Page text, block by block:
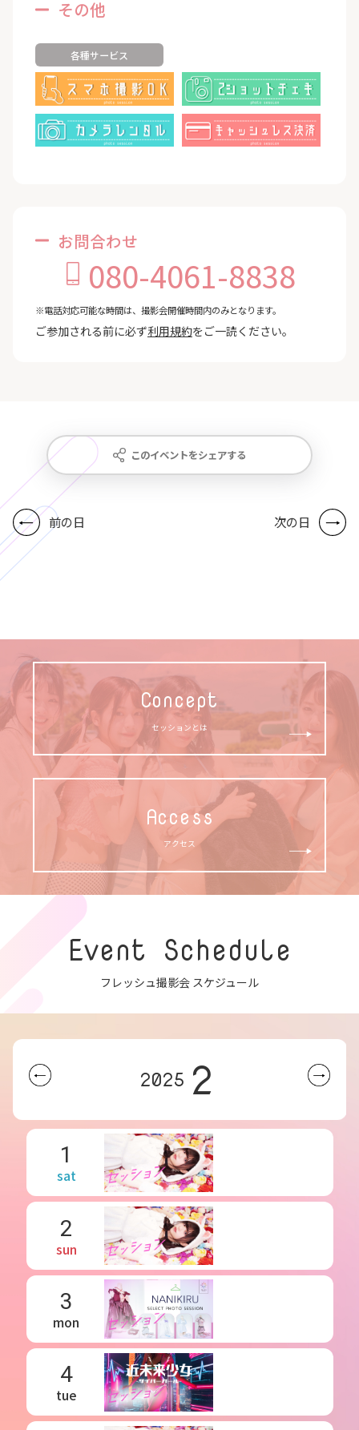
その他
各種サービス
お問合わせ
080-4061-8838
※電話対応可能な時間は、撮影会開催時間内のみとなります。
ご参加される前に必ず利用規約をご一読ください。
このイベントをシェアする
前の日 次の日
Concept
セッションとは
Access
アクセス
Event Schedule
フレッシュ撮影会 スケジュール
2025 2
1
sat
2
sun
3
mon
4
tue